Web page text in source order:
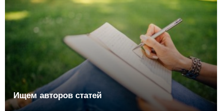
Ищем авторов статей